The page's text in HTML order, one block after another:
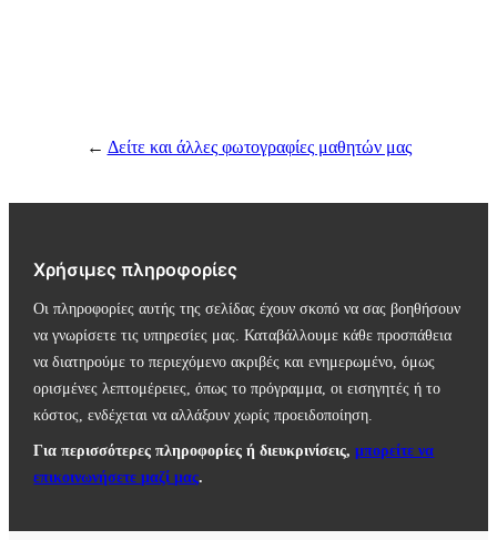
← Δείτε και άλλες φωτογραφίες μαθητών μας
Χρήσιμες πληροφορίες
Οι πληροφορίες αυτής της σελίδας έχουν σκοπό να σας βοηθήσουν
να γνωρίσετε τις υπηρεσίες μας. Καταβάλλουμε κάθε προσπάθεια
να διατηρούμε το περιεχόμενο ακριβές και ενημερωμένο, όμως
ορισμένες λεπτομέρειες, όπως το πρόγραμμα, οι εισηγητές ή το
κόστος, ενδέχεται να αλλάξουν χωρίς προειδοποίηση.
Για περισσότερες πληροφορίες ή διευκρινίσεις,μπορείτε να
επικοινωνήσετε μαζί μας.